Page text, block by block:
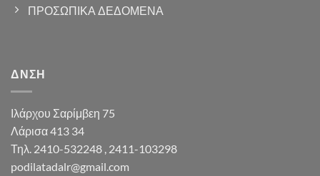
ΠΡΟΣΩΠΙΚΑ ΔΕΔΟΜΕΝΑ
ΔΝΣΗ
Ιλάρχου Σαρίμβεη 75
Λάρισα 413 34
Τηλ. 2410-532248 , 2411-103298
podilatadalr@gmail.com